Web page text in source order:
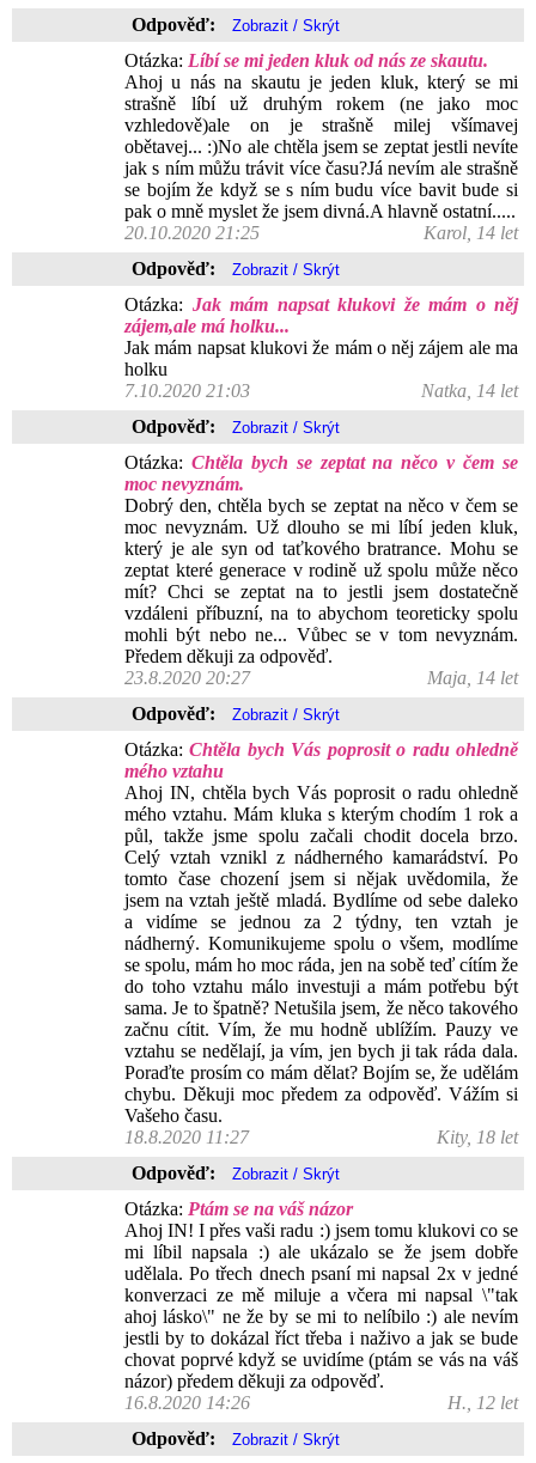
Odpověď:
Otázka: Líbí se mi jeden kluk od nás ze skautu.
Ahoj u nás na skautu je jeden kluk, který se mi
strašně líbí už druhým rokem (ne jako moc
vzhledově)ale on je strašně milej všímavej
obětavej... :)No ale chtěla jsem se zeptat jestli nevíte
jak s ním můžu trávit více času?Já nevím ale strašně
se bojím že když se s ním budu více bavit bude si
pak o mně myslet že jsem divná.A hlavně ostatní.....
20.10.2020 21:25
Karol, 14 let
Odpověď:
Otázka: Jak mám napsat klukovi že mám o něj
zájem,ale má holku...
Jak mám napsat klukovi že mám o něj zájem ale ma
holku
7.10.2020 21:03
Natka, 14 let
Odpověď:
Otázka: Chtěla bych se zeptat na něco v čem se
moc nevyznám.
Dobrý den, chtěla bych se zeptat na něco v čem se
moc nevyznám. Už dlouho se mi líbí jeden kluk,
který je ale syn od taťkového bratrance. Mohu se
zeptat které generace v rodině už spolu může něco
mít? Chci se zeptat na to jestli jsem dostatečně
vzdáleni příbuzní, na to abychom teoreticky spolu
mohli být nebo ne... Vůbec se v tom nevyznám.
Předem děkuji za odpověď.
23.8.2020 20:27
Maja, 14 let
Odpověď:
Otázka:Chtěla bych Vás poprosit o radu ohledně
mého vztahu
Ahoj IN, chtěla bych Vás poprosit o radu ohledně
mého vztahu. Mám kluka s kterým chodím 1 rok a
půl, takže jsme spolu začali chodit docela brzo.
Celý vztah vznikl z nádherného kamarádství. Po
tomto čase chození jsem si nějak uvědomila, že
jsem na vztah ještě mladá. Bydlíme od sebe daleko
a vidíme se jednou za 2 týdny, ten vztah je
nádherný. Komunikujeme spolu o všem, modlíme
se spolu, mám ho moc ráda, jen na sobě teď cítím že
do toho vztahu málo investuji a mám potřebu být
sama. Je to špatně? Netušila jsem, že něco takového
začnu cítit. Vím, že mu hodně ublížím. Pauzy ve
vztahu se nedělají, ja vím, jen bych ji tak ráda dala.
Poraďte prosím co mám dělat? Bojím se, že udělám
chybu. Děkuji moc předem za odpověď. Vážím si
Vašeho času.
18.8.2020 11:27
Kity, 18 let
Odpověď:
Otázka: Ptám se na váš názor
Ahoj IN! I přes vaši radu :) jsem tomu klukovi co se
mi líbil napsala :) ale ukázalo se že jsem dobře
udělala. Po třech dnech psaní mi napsal 2x v jedné
konverzaci ze mě miluje a včera mi napsal \"tak
ahoj lásko\" ne že by se mi to nelíbilo :) ale nevím
jestli by to dokázal říct třeba i naživo a jak se bude
chovat poprvé když se uvidíme (ptám se vás na váš
názor) předem děkuji za odpověď.
16.8.2020 14:26
H., 12 let
Odpověď: